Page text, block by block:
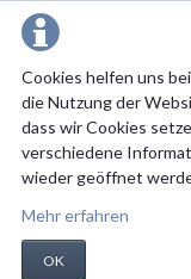
Cookies helfen uns
die Nutzung der
dass wir Cookies
verschiedene
wieder geöffnet
Mehr erfahren
OK